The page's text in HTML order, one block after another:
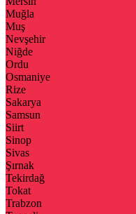
Muğla
Muş
Nevşehir
Niğde
Ordu
Osmaniye
Rize
Sakarya
Samsun
Siirt
Sinop
Sivas
Şırnak
Tekirdağ
Tokat
Trabzon